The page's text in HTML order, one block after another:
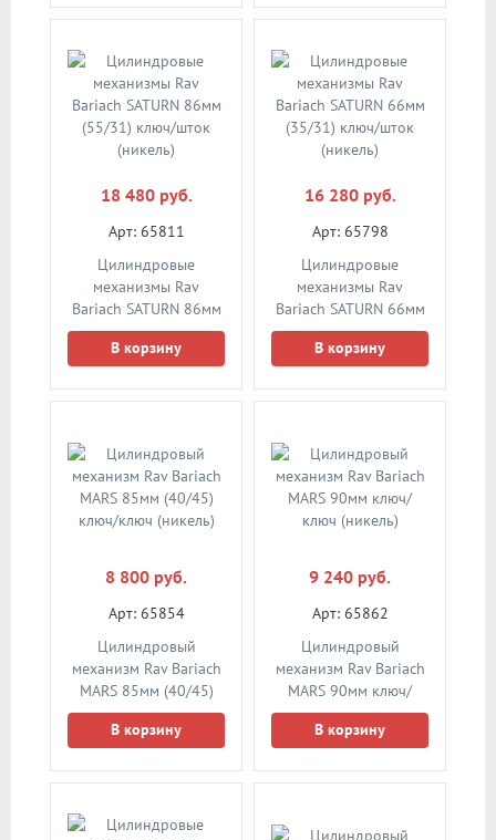
18 480 руб.
Арт: 65811
Цилиндровые
механизмы Rav
Bariach SATURN 86мм
(55/31) ключ/шток
(никель)
В корзину
16 280 руб.
Арт: 65798
Цилиндровые
механизмы Rav
Bariach SATURN 66мм
(35/31) ключ/шток
(никель)
В корзину
8 800 руб.
Арт: 65854
Цилиндровый
механизм Rav Bariach
MARS 85мм (40/45)
ключ/ключ (никель)
В корзину
9 240 руб.
Арт: 65862
Цилиндровый
механизм Rav Bariach
MARS 90мм ключ/
ключ (никель)
В корзину